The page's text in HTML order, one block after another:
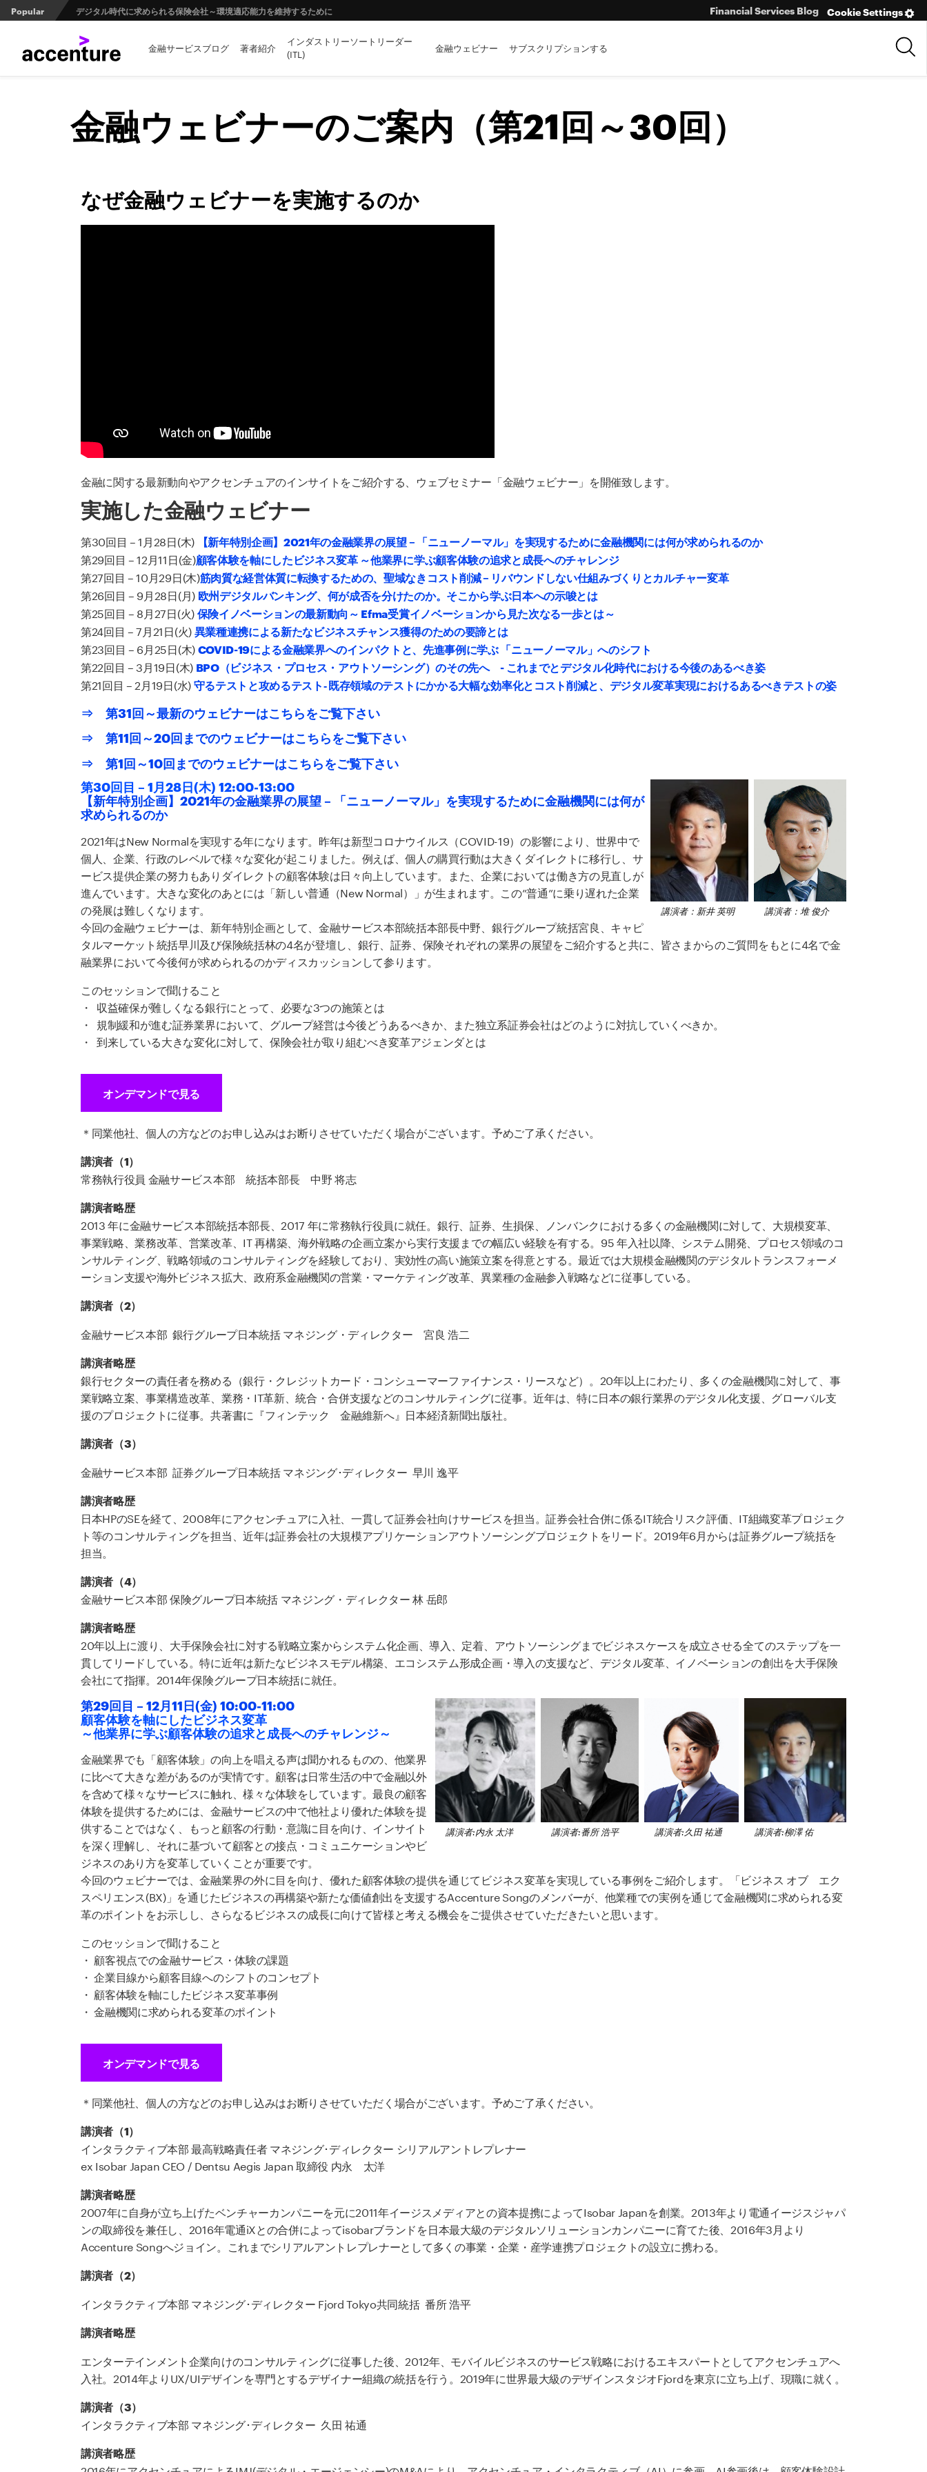
Popular デジタル時代に求められる保険会社～環境適応能力を維持するために
革新的リライトツール「MAJALIS（マジャリス）」が実現する完全自動化モダナイゼーション
日本の金融業界とオープンバンキングの未来 第1回 ：規制とイノベーションの両立に向けて
Cookie Settings
Financial Services Blog
金融サービスブログ 著者紹介
インダストリーソートリーダー
(ITL)
金融ウェビナー サブスクリプションする
金融ウェビナーのご案内（第21回～30回）
なぜ金融ウェビナーを実施するのか
金融に関する最新動向やアクセンチュアのインサイトをご紹介する、ウェブセミナー「金融ウェビナー」を開催致します。
実施した金融ウェビナー
第30回目 – 1月28日(木) 【新年特別企画】2021年の金融業界の展望 – 「ニューノーマル」を実現するために金融機関には何が求められるのか
第29回目 – 12月11日(金)顧客体験を軸にしたビジネス変革 ～他業界に学ぶ顧客体験の追求と成長へのチャレンジ
第27回目 – 10月29日(木)筋肉質な経営体質に転換するための、聖域なきコスト削減 – リバウンドしない仕組みづくりとカルチャー変革
第26回目 – 9月28日(月) 欧州デジタルバンキング、何が成否を分けたのか。そこから学ぶ日本への示唆とは
第25回目 – 8月27日(火)保険イノベーションの最新動向～ Efma受賞イノベーションから見た次なる一歩とは～
第24回目 – 7月21日(火)異業種連携による新たなビジネスチャンス獲得のための要諦とは
第23回目 – 6月25日(木)COVID-19による金融業界へのインパクトと、先進事例に学ぶ 「ニューノーマル」へのシフト
第22回目 – 3月19日(木) BPO（ビジネス・プロセス・アウトソーシング）のその先へ - これまでとデジタル化時代における今後のあるべき姿
第21回目 – 2月19日(水)守るテストと攻めるテスト‐ 既存領域のテストにかかる大幅な効率化とコスト削減と、デジタル変革実現におけるあるべきテストの姿
⇒ 第31回～最新のウェビナーはこちらをご覧下さい
⇒ 第11回～20回までのウェビナーはこちらをご覧下さい
⇒ 第1回～10回までのウェビナーはこちらをご覧下さい
講演者：堆 俊介
講演者：新井 英明
第30回目 – 1月28日(木) 12:00-13:00
【新年特別企画】2021年の金融業界の展望 – 「ニューノーマル」を実現するために金融機関には何が
求められるのか
2021年はNew Normalを実現する年になります。昨年は新型コロナウイルス（COVID-19）の影響により、世界中で
個人、企業、行政のレベルで様々な変化が起こりました。例えば、個人の購買行動は大きくダイレクトに移行し、サ
ービス提供企業の努力もありダイレクトの顧客体験は日々向上しています。また、企業においては働き方の見直しが
進んでいます。大きな変化のあとには「新しい普通（New Normal）」が生まれます。この”普通”に乗り遅れた企業
の発展は難しくなります。
今回の金融ウェビナーは、新年特別企画として、金融サービス本部統括本部長中野、銀行グループ統括宮良、キャピ
タルマーケット統括早川及び保険統括林の4名が登壇し、銀行、証券、保険それぞれの業界の展望をご紹介すると共に、皆さまからのご質問をもとに4名で金
融業界において今後何が求められるのかディスカッションして参ります。
このセッションで聞けること
・ 収益確保が難しくなる銀行にとって、必要な3つの施策とは
・ 規制緩和が進む証券業界において、グループ経営は今後どうあるべきか、また独立系証券会社はどのように対抗していくべきか。
・ 到来している大きな変化に対して、保険会社が取り組むべき変革アジェンダとは
オンデマンドで見る
＊同業他社、個人の方などのお申し込みはお断りさせていただく場合がございます。予めご了承ください。
講演者（1）
常務執行役員 金融サービス本部 統括本部長 中野 将志
講演者略歴
2013 年に金融サービス本部統括本部長、2017 年に常務執行役員に就任。銀行、証券、生損保、ノンバンクにおける多くの金融機関に対して、大規模変革、
事業戦略、業務改革、営業改革、IT 再構築、海外戦略の企画立案から実行支援までの幅広い経験を有する。95 年入社以降、システム開発、プロセス領域のコ
ンサルティング、戦略領域のコンサルティングを経験しており、実効性の高い施策立案を得意とする。最近では大規模金融機関のデジタルトランスフォーメ
ーション支援や海外ビジネス拡大、政府系金融機関の営業・マーケティング改革、異業種の金融参入戦略などに従事している。
講演者（2）
金融サービス本部 銀行グループ日本統括 マネジング・ディレクター 宮良 浩二
講演者略歴
銀行セクターの責任者を務める（銀行・クレジットカード・コンシューマーファイナンス・リースなど）。20年以上にわたり、多くの金融機関に対して、事
業戦略立案、事業構造改革、業務・IT革新、統合・合併支援などのコンサルティングに従事。近年は、特に日本の銀行業界のデジタル化支援、グローバル支
援のプロジェクトに従事。共著書に『フィンテック 金融維新へ』日本経済新聞出版社。
講演者（3）
金融サービス本部 証券グループ日本統括 マネジング･ディレクター 早川 逸平
講演者略歴
日本HPのSEを経て、2008年にアクセンチュアに入社、一貫して証券会社向けサービスを担当。証券会社合併に係るIT統合リスク評価、IT組織変革プロジェク
ト等のコンサルティングを担当、近年は証券会社の大規模アプリケーションアウトソーシングプロジェクトをリード。2019年6月からは証券グループ統括を
担当。
講演者（4）
金融サービス本部 保険グループ日本統括 マネジング・ディレクター 林 岳郎
講演者略歴
20年以上に渡り、大手保険会社に対する戦略立案からシステム化企画、導入、定着、アウトソーシングまでビジネスケースを成立させる全てのステップを一
貫してリードしている。特に近年は新たなビジネスモデル構築、エコシステム形成企画・導入の支援など、デジタル変革、イノベーションの創出を大手保険
会社にて指揮。2014年保険グループ日本統括に就任。
講演者:柳澤 佑
講演者:久田 祐通
講演者:番所 浩平
講演者:内永 太洋
第29回目 – 12月11日(金) 10:00-11:00
顧客体験を軸にしたビジネス変革
～他業界に学ぶ顧客体験の追求と成長へのチャレンジ～
金融業界でも「顧客体験」の向上を唱える声は聞かれるものの、他業界
に比べて大きな差があるのが実情です。顧客は日常生活の中で金融以外
を含めて様々なサービスに触れ、様々な体験をしています。最良の顧客
体験を提供するためには、金融サービスの中で他社より優れた体験を提
供することではなく、もっと顧客の行動・意識に目を向け、インサイト
を深く理解し、それに基づいて顧客との接点・コミュニケーションやビ
ジネスのあり方を変革していくことが重要です。
今回のウェビナーでは、金融業界の外に目を向け、優れた顧客体験の提供を通じてビジネス変革を実現している事例をご紹介します。「ビジネス オブ エク
スペリエンス(BX)」を通じたビジネスの再構築や新たな価値創出を支援するAccenture Songのメンバーが、他業種での実例を通じて金融機関に求められる変
革のポイントをお示しし、さらなるビジネスの成長に向けて皆様と考える機会をご提供させていただきたいと思います。
このセッションで聞けること
・ 顧客視点での金融サービス・体験の課題
・ 企業目線から顧客目線へのシフトのコンセプト
・ 顧客体験を軸にしたビジネス変革事例
・ 金融機関に求められる変革のポイント
オンデマンドで見る
＊同業他社、個人の方などのお申し込みはお断りさせていただく場合がございます。予めご了承ください。
講演者（1）
インタラクティブ本部 最高戦略責任者 マネジング･ディレクター シリアルアントレプレナー
ex Isobar Japan CEO / Dentsu Aegis Japan 取締役 内永 太洋
講演者略歴
2007年に自身が立ち上げたベンチャーカンパニーを元に2011年イージスメディアとの資本提携によってIsobar Japanを創業。2013年より電通イージスジャパ
ンの取締役を兼任し、2016年電通iXとの合併によってisobarブランドを日本最大級のデジタルソリューションカンパニーに育てた後、2016年3月より
Accenture Songへジョイン。これまでシリアルアントレプレナーとして多くの事業・企業・産学連携プロジェクトの設立に携わる。
講演者（2）
インタラクティブ本部 マネジング･ディレクター Fjord Tokyo共同統括 番所 浩平
講演者略歴
エンターテインメント企業向けのコンサルティングに従事した後、2012年、モバイルビジネスのサービス戦略におけるエキスパートとしてアクセンチュアへ
入社。2014年よりUX/UIデザインを専門とするデザイナー組織の統括を行う。2019年に世界最大級のデザインスタジオFjordを東京に立ち上げ、現職に就く。
講演者（3）
インタラクティブ本部 マネジング･ディレクター 久田 祐通
講演者略歴